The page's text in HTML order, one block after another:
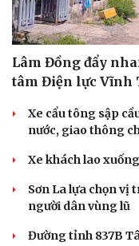
Lâm Đồng đẩy
tâm Điện lực Vĩnh
Xe cẩu tông sập
nước, giao thông
Xe khách lao
Sơn La lựa chọn vị
người dân vùng lũ
Đường tỉnh 837B